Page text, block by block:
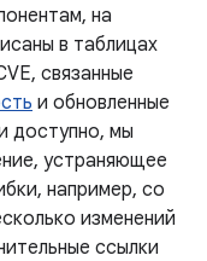
на
в таблицах
связанные
и обновленные
доступно, мы
устраняющее
например, со
изменений
ссылки